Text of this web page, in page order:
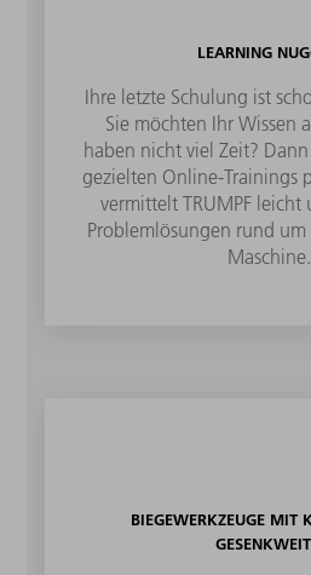
LEARNING
Ihre letzte Schulung ist
Sie möchten Ihr Wissen
haben nicht viel Zeit?
gezielten Online-Trainings
vermittelt TRUMPF leicht
Problemlösungen rund
Maschine.
BIEGEWERKZEUGE MIT